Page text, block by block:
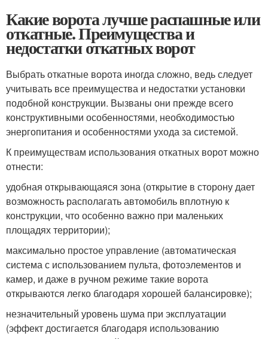
Какие ворота лучше распашные или
откатные. Преимущества и
недостатки откатных ворот
Выбрать откатные ворота иногда сложно, ведь следует
учитывать все преимущества и недостатки установки
подобной конструкции. Вызваны они прежде всего
конструктивными особенностями, необходимостью
энергопитания и особенностями ухода за системой.
К преимуществам использования откатных ворот можно
отнести:
удобная открывающаяся зона (открытие в сторону дает
возможность располагать автомобиль вплотную к
конструкции, что особенно важно при маленьких
площадях территории);
максимально простое управление (автоматическая
система с использованием пульта, фотоэлементов и
камер, и даже в ручном режиме такие ворота
открываются легко благодаря хорошей балансировке);
незначительный уровень шума при эксплуатации
(эффект достигается благодаря использованию